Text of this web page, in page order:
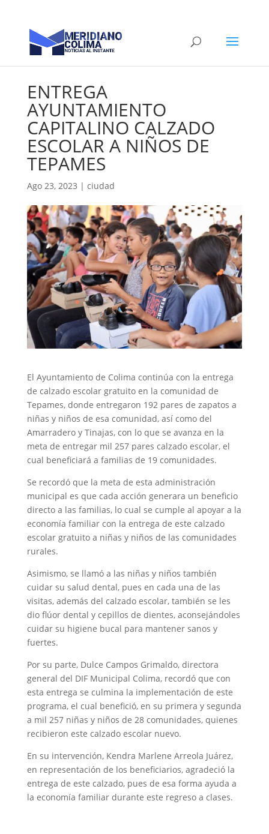
ENTREGA
AYUNTAMIENTO
CAPITALINO CALZADO
ESCOLAR A NIÑOS DE
TEPAMES
Ago 23, 2023 | ciudad
El Ayuntamiento de Colima continúa con la entrega
de calzado escolar gratuito en la comunidad de
Tepames, donde entregaron 192 pares de zapatos a
niñas y niños de esa comunidad, así como del
Amarradero y Tinajas, con lo que se avanza en la
meta de entregar mil 257 pares calzado escolar, el
cual beneficiará a familias de 19 comunidades.
Se recordó que la meta de esta administración
municipal es que cada acción generara un beneficio
directo a las familias, lo cual se cumple al apoyar a la
economía familiar con la entrega de este calzado
escolar gratuito a niñas y niños de las comunidades
rurales.
Asimismo, se llamó a las niñas y niños también
cuidar su salud dental, pues en cada una de las
visitas, además del calzado escolar, también se les
dio flúor dental y cepillos de dientes, aconsejándoles
cuidar su higiene bucal para mantener sanos y
fuertes.
Por su parte, Dulce Campos Grimaldo, directora
general del DIF Municipal Colima, recordó que con
esta entrega se culmina la implementación de este
programa, el cual benefició, en su primera y segunda
a mil 257 niñas y niños de 28 comunidades, quienes
recibieron este calzado escolar nuevo.
En su intervención, Kendra Marlene Arreola Juárez,
en representación de los beneficiarios, agradeció la
entrega de este calzado, pues de esa forma ayuda a
la economía familiar durante este regreso a clases.